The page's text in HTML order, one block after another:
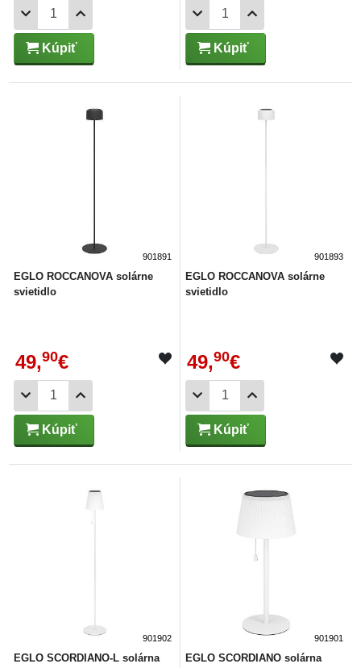
Kúpiť Kúpiť
901891
EGLO ROCCANOVA solárne
svietidlo
49,90€
Kúpiť
901893
EGLO ROCCANOVA solárne
svietidlo
49,90€
Kúpiť
901902
EGLO SCORDIANO-L solárna
901901
EGLO SCORDIANO solárna